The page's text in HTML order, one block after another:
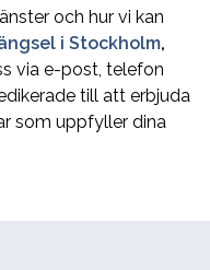
och hur vi kan
i Stockholm,
via e-post, telefon
till att erbjuda
som uppfyller dina